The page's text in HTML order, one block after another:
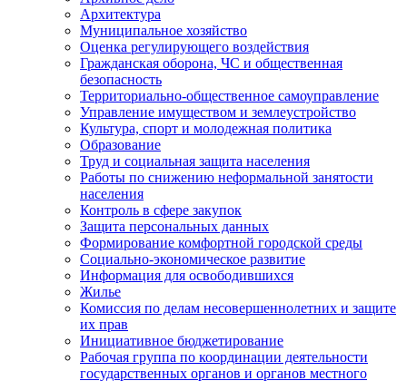
Архитектура
Муниципальное хозяйство
Оценка регулирующего воздействия
Гражданская оборона, ЧС и общественная
безопасность
Территориально-общественное самоуправление
Управление имуществом и землеустройство
Культура, спорт и молодежная политика
Образование
Труд и социальная защита населения
Работы по снижению неформальной занятости
населения
Контроль в сфере закупок
Защита персональных данных
Формирование комфортной городской среды
Социально-экономическое развитие
Информация для освободившихся
Жилье
Комиссия по делам несовершеннолетних и защите
их прав
Инициативное бюджетирование
Рабочая группа по координации деятельности
государственных органов и органов местного